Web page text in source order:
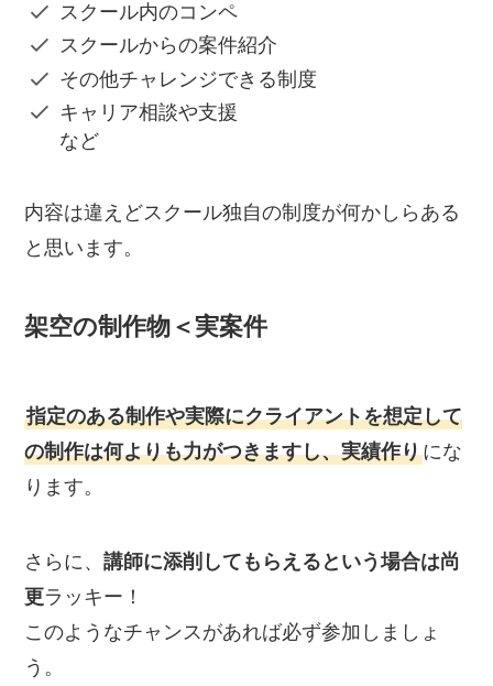
スクール内のコンペ
スクールからの案件紹介
その他チャレンジできる制度
キャリア相談や支援
など
内容は違えどスクール独自の制度が何かしらある
と思います。
架空の制作物＜実案件
指定のある制作や実際にクライアントを想定して
の制作は何よりも力がつきますし、実績作りにな
ります。
さらに、講師に添削してもらえるという場合は尚
更ラッキー！
このようなチャンスがあれば必ず参加しましょ
う。